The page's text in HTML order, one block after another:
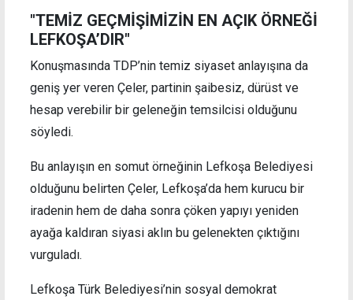
"TEMİZ GEÇMİŞİMİZİN EN AÇIK ÖRNEĞİ
LEFKOŞA’DIR"
Konuşmasında TDP’nin temiz siyaset anlayışına da
geniş yer veren Çeler, partinin şaibesiz, dürüst ve
hesap verebilir bir geleneğin temsilcisi olduğunu
söyledi.
Bu anlayışın en somut örneğinin Lefkoşa Belediyesi
olduğunu belirten Çeler, Lefkoşa’da hem kurucu bir
iradenin hem de daha sonra çöken yapıyı yeniden
ayağa kaldıran siyasi aklın bu gelenekten çıktığını
vurguladı.
Lefkoşa Türk Belediyesi’nin sosyal demokrat